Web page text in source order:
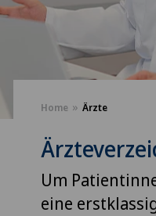
Home Ärzte
Um
eine